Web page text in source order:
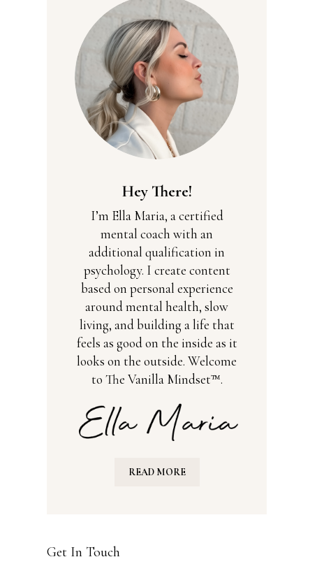
Hey There!
I’m Ella Maria, a certified
mental coach with an
additional qualification in
psychology. I create content
based on personal experience
around mental health, slow
living, and building a life that
feels as good on the inside as it
looks on the outside. Welcome
to The Vanilla Mindset™.
READ MORE
Get In Touch